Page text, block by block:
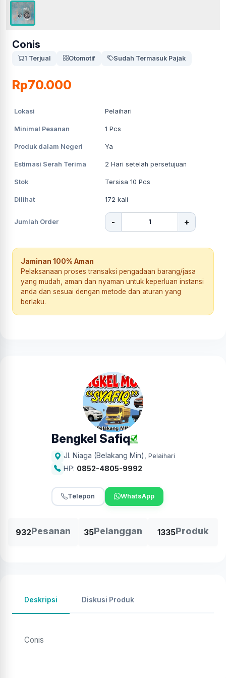
Conis
1 Terjual Otomotif Sudah Termasuk Pajak
Rp70.000
Lokasi Pelaihari
Minimal Pesanan 1 Pcs
Produk dalam Negeri Ya
Estimasi Serah Terima 2 Hari setelah persetujuan
Stok Tersisa 10 Pcs
Dilihat 172 kali
Jumlah Order - +
Jaminan 100% Aman
Pelaksanaan proses transaksi pengadaan barang/jasa
yang mudah, aman dan nyaman untuk keperluan instansi
anda dan sesuai dengan metode dan aturan yang
berlaku.
Bengkel Safiq
Jl. Niaga (Belakang Min) Pelaihari
HP: 0852-4805-9992
Telepon WhatsApp
932Pesanan 35Pelanggan 1335Produk
Deskripsi Diskusi Produk
Conis